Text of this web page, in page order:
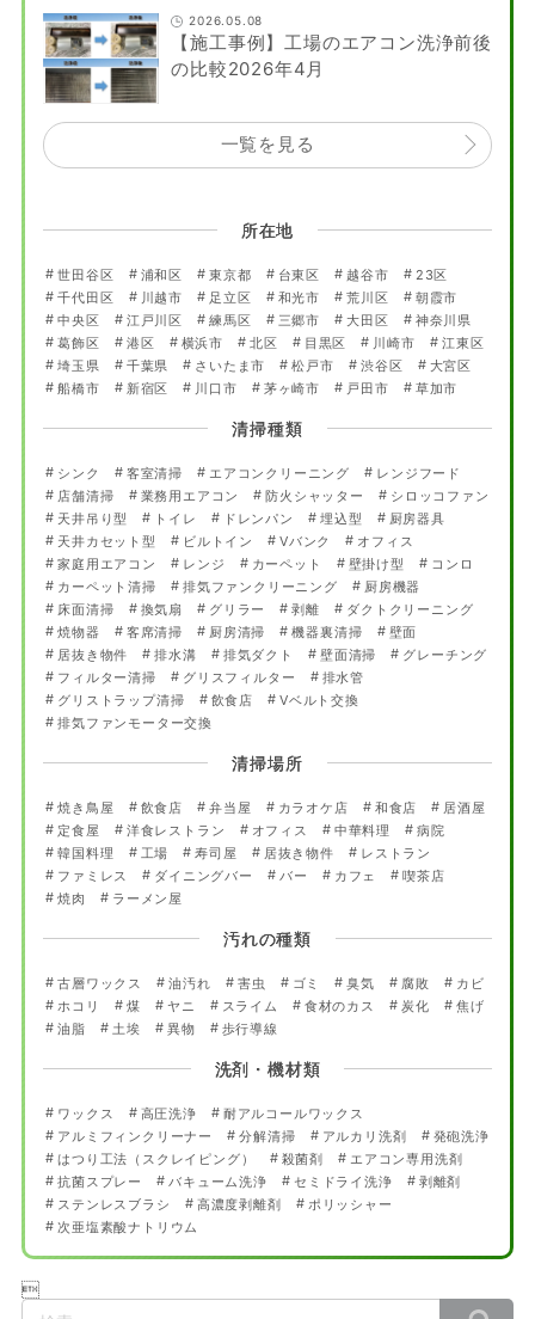
2026.05.08
【施工事例】工場のエアコン洗浄前後
の比較2026年4月
一覧を見る
所在地
世田谷区 浦和区 東京都 台東区 越谷市
23区
千代田区
川越市 足立区 和光市 荒川区
朝霞市
中央区
江戸川区 練馬区 三郷市 大田区
神奈川県
葛飾区
港区 横浜市 北区 目黒区 川崎市
江東区
埼玉県
千葉県 さいたま市 松戸市 渋谷区
大宮区
船橋市
新宿区 川口市 茅ヶ崎市 戸田市 草加市
清掃種類
シンク 客室清掃 エアコンクリーニング
レンジフード
店舗清掃
業務用エアコン 防火シャッター
シロッコファン
天井吊り型
トイレ ドレンパン 埋込型
厨房器具
天井カセット型
ビルトイン Vバンク
オフィス
家庭用エアコン
レンジ カーペット 壁掛け型
コンロ
カーペット清掃
排気ファンクリーニング
厨房機器
床面清掃
換気扇 グリラー 剥離
ダクトクリーニング
焼物器
客席清掃 厨房清掃 機器裏清掃
壁面
居抜き物件
排水溝 排気ダクト 壁面清掃
グレーチング
フィルター清掃
グリスフィルター
排水管
グリストラップ清掃
飲食店
Vベルト交換
排気ファンモーター交換
清掃場所
焼き鳥屋 飲食店 弁当屋 カラオケ店 和食店
居酒屋
定食屋
洋食レストラン オフィス 中華料理
病院
韓国料理
工場 寿司屋 居抜き物件
レストラン
ファミレス
ダイニングバー バー カフェ
喫茶店
焼肉
ラーメン屋
汚れの種類
古層ワックス 油汚れ 害虫 ゴミ 臭気 腐敗
カビ
ホコリ
煤 ヤニ スライム 食材のカス 炭化
焦げ
油脂
土埃 異物 歩行導線
洗剤・機材類
ワックス 高圧洗浄
耐アルコールワックス
アルミフィンクリーナー
分解清掃 アルカリ洗剤
発砲洗浄
はつり工法（スクレイピング）
殺菌剤
エアコン専用洗剤
抗菌スプレー
バキューム洗浄 セミドライ洗浄
剥離剤
ステンレスブラシ
高濃度剥離剤
ポリッシャー
次亜塩素酸ナトリウム

検